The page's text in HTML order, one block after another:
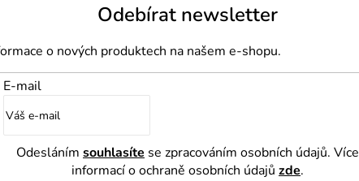
v
v
Odebírat newsletter
o nových produktech na našem e-shopu.
E-mail
Odesláním souhlasíte se zpracováním osobních údajů. Více
informací o ochraně osobních údajů zde.